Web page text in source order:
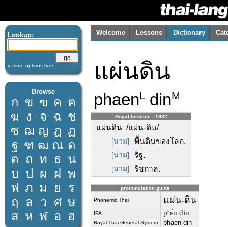
Lookup:
» more options here
Browse
ก ข ฃ ค ฅ
ฆ ง จ ฉ ช
ซ ฌ ญ ฎ ฏ
ฐ ฑ ฒ ณ ด
ต ถ ท ธ น
บ ป ผ ฝ พ
ฟ ภ ม ย
ร
ฤ
ล ว ศ ษ
ส ห ฬ อ ฮ
Welcome Lessons Dictionary
แผ่นดิน
phaenL dinM
Royal Institute - 1982
แผ่นดิน /แผ่น-ดิน/
[นาม] พื้นดินของโลก.
[นาม] รัฐ.
[นาม] รัชกาล.
pronunciation guide
Phonemic Thai แผ่น-ดิน
IPA pʰɛ̀n din
Royal Thai General System phaen din